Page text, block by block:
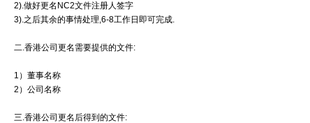
2).做好更名NC2文件注册人签字
3).之后其余的事情处理,6-8工作日即可完成.
二.香港公司更名需要提供的文件:
1）董事名称
2）公司名称
三.香港公司更名后得到的文件: